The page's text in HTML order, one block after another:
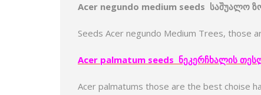
Acer negundo medium seeds საშუალო
Seeds Acer negundo Medium Trees, those
Acer palmatum seeds ნეკერჩხალის
Acer palmatums those are the best choise